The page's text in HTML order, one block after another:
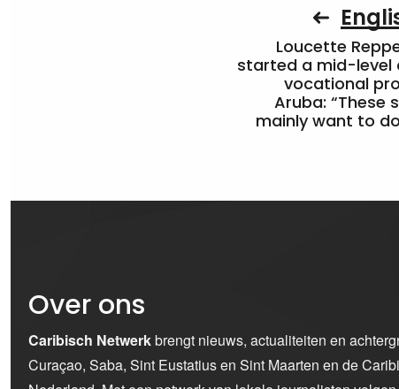
Loucette
started a mid-level
vocational
Aruba: “These
mainly want to
Over ons
Caribisch Netwerkbrengt nieuws, actualiteiten en
Curaçao, Saba, Sint Eustatius en Sint Maarten en de